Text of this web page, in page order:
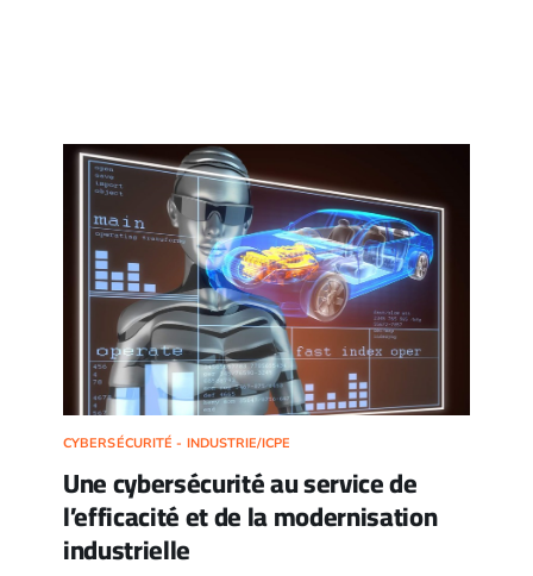
CYBERSÉCURITÉ - INDUSTRIE/ICPE
Une cybersécurité au service de
l’efficacité et de la modernisation
industrielle